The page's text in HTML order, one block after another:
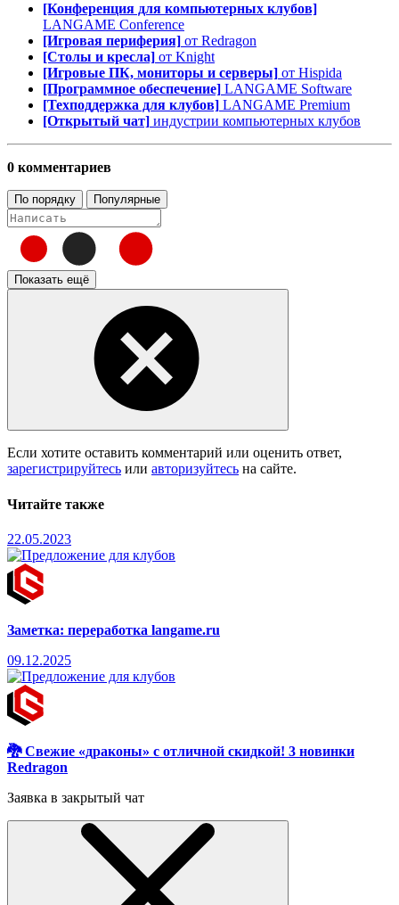
[Конференция для компьютерных клубов]
LANGAME Conference
[Игровая периферия] от Redragon
[Столы и кресла] от Knight
[Игровые ПК, мониторы и серверы] от Hispida
[Программное обеспечение] LANGAME Software
[Техподдержка для клубов] LANGAME Premium
[Открытый чат] индустрии компьютерных клубов
0 комментариев
По порядку Популярные
Показать ещё
Если хотите оставить комментарий или оценить ответ,
зарегистрируйтесь или авторизуйтесь на сайте.
Читайте также
22.05.2023
Заметка: переработка langame.ru
09.12.2025
🐉 Свежие «драконы» с отличной скидкой! 3 новинки
Redragon
Заявка в закрытый чат